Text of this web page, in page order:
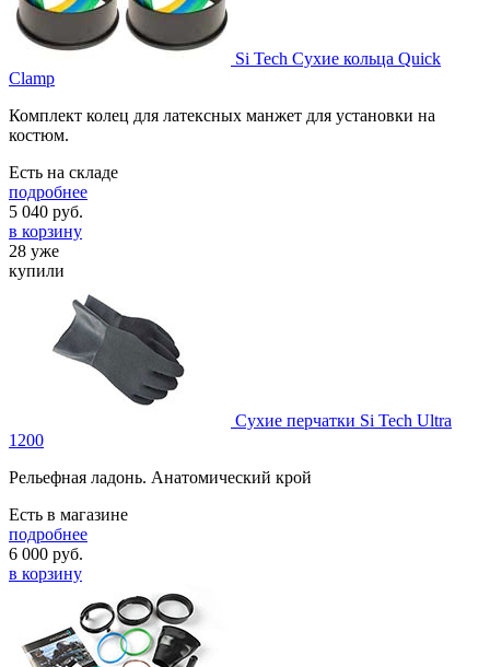
Si Tech Сухие кольца Quick
Clamp
Комплект колец для латексных манжет для установки на
костюм.
Есть на складе
подробнее
5 040 руб.
в корзину
28 уже
купили
Сухие перчатки Si Tech Ultra
1200
Рельефная ладонь. Анатомический крой
Есть в магазине
подробнее
6 000 руб.
в корзину